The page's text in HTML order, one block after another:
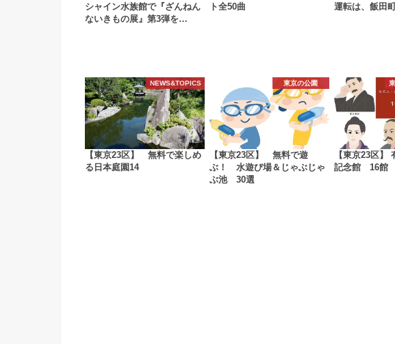
シャイン水族館で『ざんねん
ないきもの展』第3弾を…
ト全50曲
運転は、飯田
NEWS&TOPICS
【東京23区】 無料で楽しめ
る日本庭園14
東京の公園
【東京23区】 無料で遊
ぶ！ 水遊び場＆じゃぶじゃ
ぶ池 30選
【東京23区】
記念館 16館